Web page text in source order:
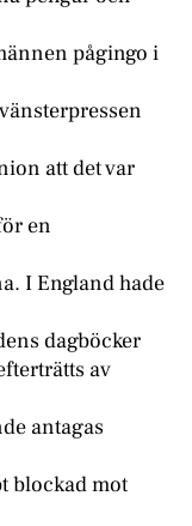
pågingo i
att det var
en
I England hade
dagböcker
av
antagas
blockad mot